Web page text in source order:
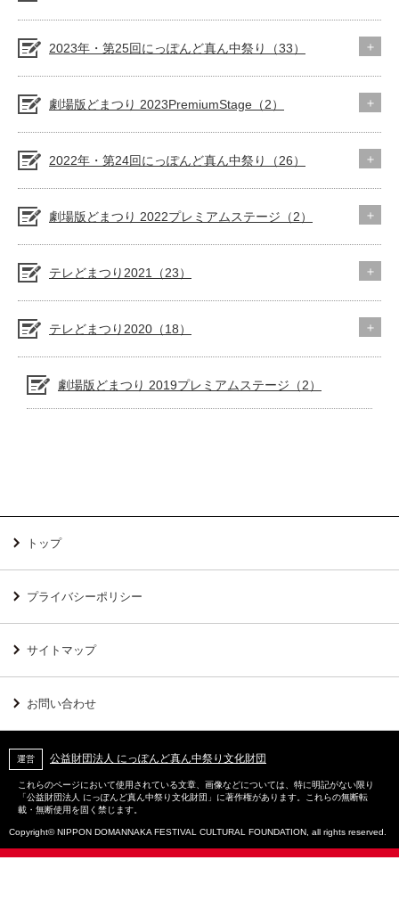
2023年・第25回にっぽんど真ん中祭り（33）
劇場版どまつり 2023PremiumStage（2）
2022年・第24回にっぽんど真ん中祭り（26）
劇場版どまつり 2022プレミアムステージ（2）
テレどまつり2021（23）
テレどまつり2020（18）
劇場版どまつり 2019プレミアムステージ（2）
トップ
プライバシーポリシー
サイトマップ
お問い合わせ
運営 公益財団法人 にっぽんど真ん中祭り文化財団
これらのページにおいて使用されている文章、画像などについては、特に明記がない限り
「公益財団法人 にっぽんど真ん中祭り文化財団」に著作権があります。これらの無断転
載・無断使用を固く禁じます。
Copyright© NIPPON DOMANNAKA FESTIVAL CULTURAL FOUNDATION, all rights reserved.